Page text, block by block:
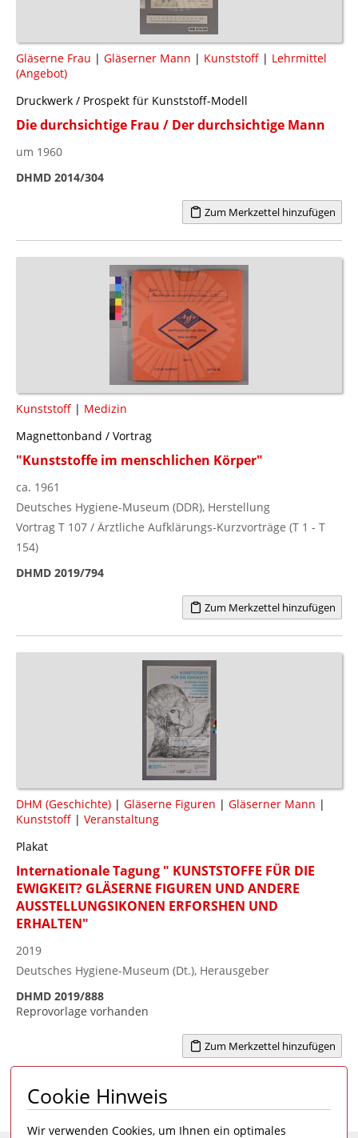
Gläserne Frau | Gläserner Mann | Kunststoff | Lehrmittel
(Angebot)
Druckwerk / Prospekt für Kunststoff-Modell
Die durchsichtige Frau / Der durchsichtige Mann
um 1960
DHMD 2014/304
Zum Merkzettel hinzufügen
Kunststoff | Medizin
Magnettonband / Vortrag
"Kunststoffe im menschlichen Körper"
ca. 1961
Deutsches Hygiene-Museum (DDR), Herstellung
Vortrag T 107 / Ärztliche Aufklärungs-Kurzvorträge (T 1 - T
154)
DHMD 2019/794
Zum Merkzettel hinzufügen
DHM (Geschichte) | Gläserne Figuren | Gläserner Mann |
Kunststoff | Veranstaltung
Plakat
Internationale Tagung " KUNSTSTOFFE FÜR DIE
EWIGKEIT? GLÄSERNE FIGUREN UND ANDERE
AUSSTELLUNGSIKONEN ERFORSHEN UND
ERHALTEN"
2019
Deutsches Hygiene-Museum (Dt.), Herausgeber
DHMD 2019/888
Reprovorlage vorhanden
Zum Merkzettel hinzufügen
Seite 1 von 1 1
Cookie Hinweis
Wir verwenden Cookies, um Ihnen ein optimales